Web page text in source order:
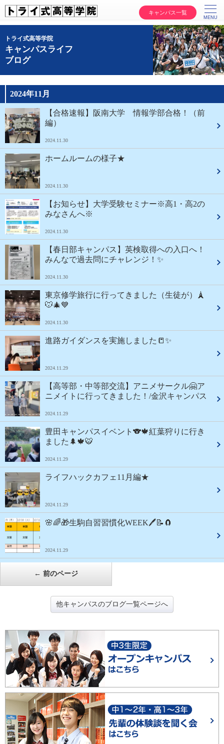
キャンパス一覧
トライ式高等学院
キャンパスライフ
ブログ
2024年11月
【合格速報】阪南大学 情報学部合格！（前
編）
2024.11.30
ホームルームの様子★
2024.11.30
【お知らせ】大学受験セミナー※高1・高2の
みなさんへ※
2024.11.30
【春日部キャンパス】英検取得への入口へ！
みんなで過去問にチャレンジ！✨
2024.11.30
東京修学旅行に行ってきました（生徒が）🗼
🐭🎄💙
2024.11.30
進路ガイダンスを実施しました📒✨
2024.11.29
【高等部・中等部交流】アニメサークル🤗ア
ニメイトに行ってきました！/金沢キャンパス
2024.11.29
豊田キャンパスイベント🐨🍁紅葉狩りに行き
ました🌲🍁🐯
2024.11.29
ライフハックカフェ11月編★
2024.11.29
🌸🌈🎁生駒自習習慣化WEEK🖊📝🧲
2024.11.29
← 前のページ
他キャンパスのブログ一覧ページへ